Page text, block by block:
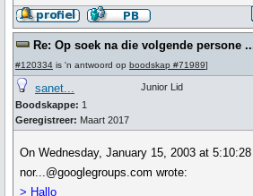
Re: Op soek na die volgende persone
#120334 is 'n antwoord op boodskap #71989]
sanet...
Boodskappe: 1
Geregistreer: Maart 2017
Junior Lid
On Wednesday, January 15, 2003 at
nor...@googlegroups.com wrote:
> Hallo